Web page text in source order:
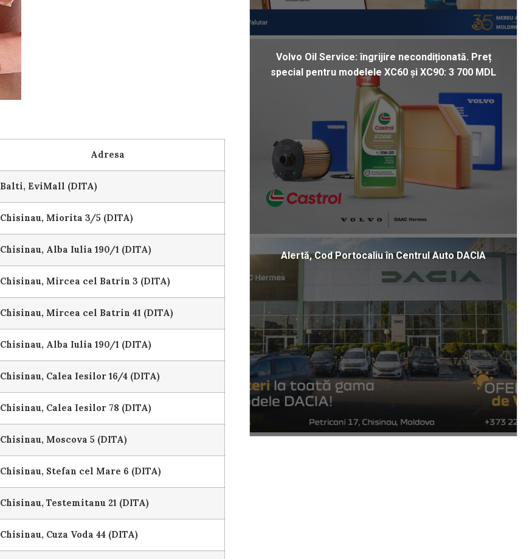
Adresa
Balti, EviMall (DITA)
Chisinau, Miorita 3/5 (DITA)
Chisinau, Alba Iulia 190/1 (DITA)
Chisinau, Mircea cel Batrin 3 (DITA)
Chisinau, Mircea cel Batrin 41 (DITA)
Chisinau, Alba Iulia 190/1 (DITA)
Chisinau, Calea Iesilor 16/4 (DITA)
Chisinau, Calea Iesilor 78 (DITA)
Chisinau, Moscova 5 (DITA)
Chisinau, Stefan cel Mare 6 (DITA)
Chisinau, Testemitanu 21 (DITA)
Chisinau, Cuza Voda 44 (DITA)
Volvo Oil Service: îngrijire necondiționată. Preț
special pentru modelele XC60 și XC90: 3 700 MDL
Alertă, Cod Portocaliu în Centrul Auto DACIA